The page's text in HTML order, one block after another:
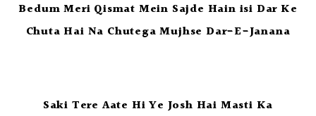
Bedum Meri Qismat Mein Sajde Hain isi Dar Ke
Chuta Hai Na Chutega Mujhse Dar-E-Janana
Saki Tere Aate Hi Ye Josh Hai Masti Ka